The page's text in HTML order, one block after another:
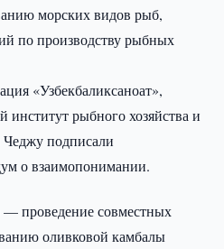
морских видов рыб,
по производству рыбных
«Узбекбаликсаноат»,
институт рыбного хозяйства и
Чеджу подписали
о взаимопонимании.
— проведение совместных
оливковой камбалы